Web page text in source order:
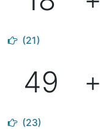
(21)
49 ＋
(23)